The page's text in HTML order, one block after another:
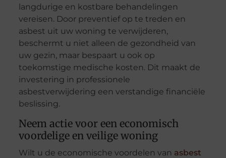
langdurige en kostbare behandelingen
vereisen. Door preventief op te treden en
asbest uit uw woning te verwijderen,
beschermt u niet alleen de gezondheid van
uw gezin, maar bespaart u ook op
toekomstige medische kosten. Dit maakt de
investering in professionele
asbestverwijdering een verstandige financiële
beslissing.
Neem actie voor een economisch
voordelige en veilige woning
Wilt u de economische voordelen van asbest